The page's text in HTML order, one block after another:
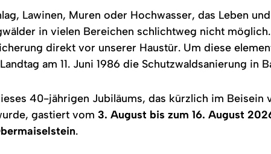
Lawinen, Muren oder Hochwasser, das Leben
in vielen Bereichen schlichtweg nicht
direkt vor unserer Haustür. Um diese
am 11. Juni 1986 die Schutzwaldsanierung in
40-jährigen Jubiläums, das kürzlich im Beisein
gastiert vom3. August bis zum 16. August
.